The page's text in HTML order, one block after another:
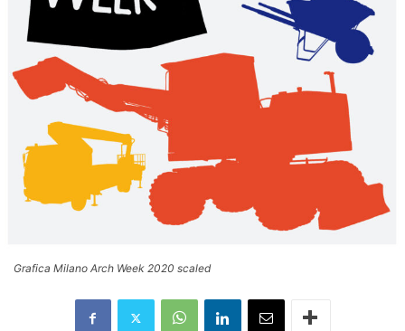
Grafica Milano Arch Week 2020 scaled